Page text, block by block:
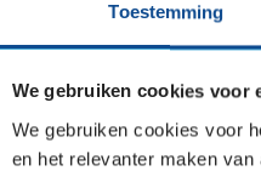
Toestemming
We gebruiken cookies voor
We gebruiken cookies voor
en het relevanter maken
bijna geenprofielmeer
kom je erachter welke
je nodig hebt? De
is te vinden op de
je autobanden.